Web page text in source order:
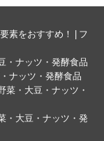
素をおすすめ！ | フ
・ナッツ・発酵食品
ナッツ・発酵食品
菜・大豆・ナッツ・
・大豆・ナッツ・発